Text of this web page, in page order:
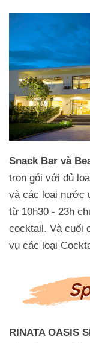
Snack Bar và
trọn gói với đủ
và các loại nước
từ 10h30 - 23h
cocktail. Và cuối
vụ các loại
RINATA OASIS